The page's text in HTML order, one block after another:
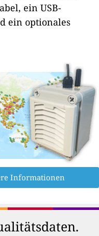
ein USB-
ein optionales
Informationen